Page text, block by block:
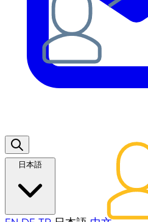
日本語